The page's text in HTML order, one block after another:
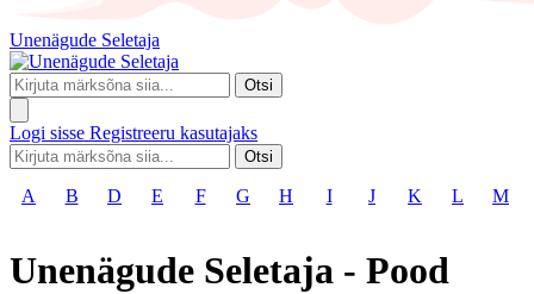
Unenägude Seletaja
Otsi
Logi sisse Registreeru kasutajaks
Otsi
A B D E F G H I J K L M
Unenägude Seletaja - Pood